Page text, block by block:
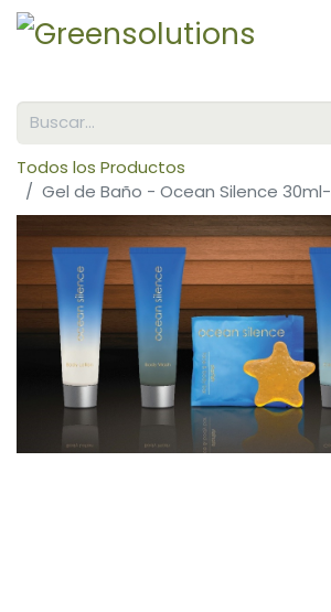
Todos los Productos
Gel de Baño - Ocean Silence 30ml-